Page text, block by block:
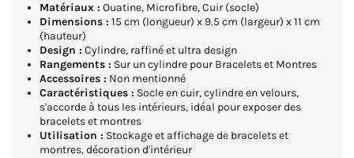
Matériaux : Ouatine, Microfibre, Cuir (socle)
Dimensions : 15 cm (longueur) x 9.5 cm (largeur) x 11 cm
(hauteur)
Design : Cylindre, raffiné et ultra design
Rangements : Sur un cylindre pour Bracelets et Montres
Accessoires : Non mentionné
Caractéristiques : Socle en cuir, cylindre en velours,
s'accorde à tous les intérieurs, idéal pour exposer des
bracelets et montres
Utilisation : Stockage et affichage de bracelets et
montres, décoration d'intérieur